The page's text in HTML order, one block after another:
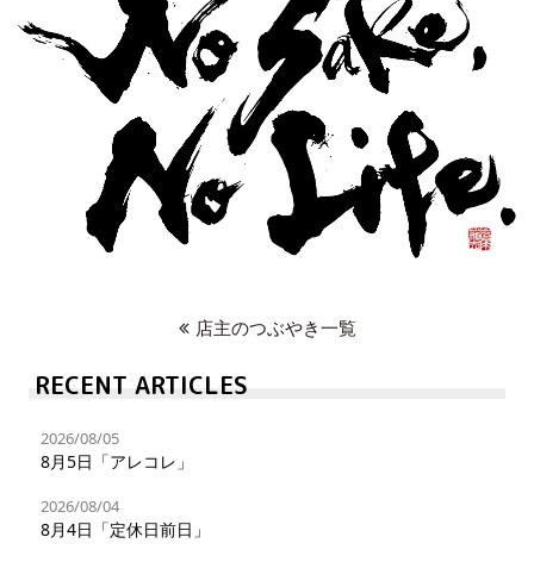
店主のつぶやき一覧
RECENT ARTICLES
2026/08/05
8月5日「アレコレ」
2026/08/04
8月4日「定休日前日」